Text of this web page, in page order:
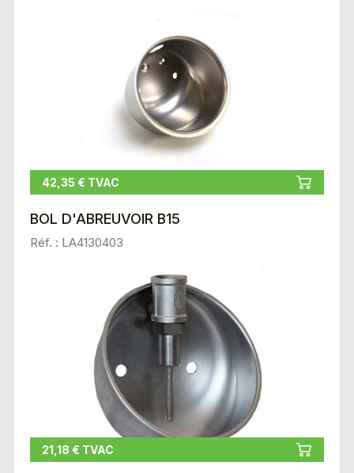
42,35 € TVAC
BOL D'ABREUVOIR B15
Réf. : LA4130403
21,18 € TVAC